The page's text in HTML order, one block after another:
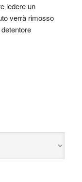
ledere un
verrà rimosso